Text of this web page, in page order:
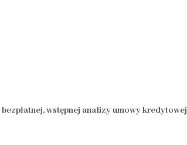
bezpłatnej, wstępnej analizy umowy kredytowej